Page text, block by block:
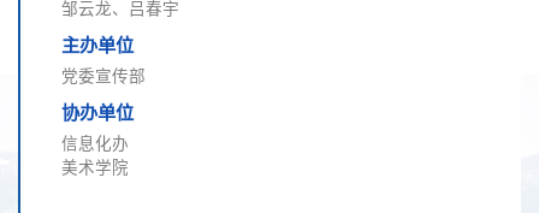
邹云龙、吕春宇
主办单位
党委宣传部
协办单位
信息化办
美术学院